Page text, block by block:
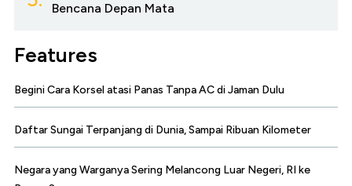
Bencana Depan Mata
Features
Begini Cara Korsel atasi Panas Tanpa AC di Jaman Dulu
Daftar Sungai Terpanjang di Dunia, Sampai Ribuan Kilometer
Negara yang Warganya Sering Melancong Luar Negeri, RI ke